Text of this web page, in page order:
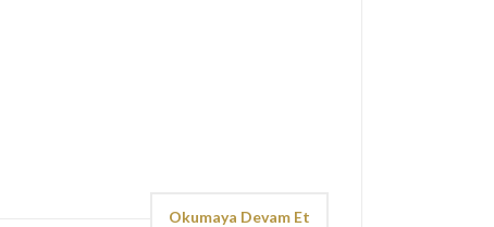
Okumaya Devam Et